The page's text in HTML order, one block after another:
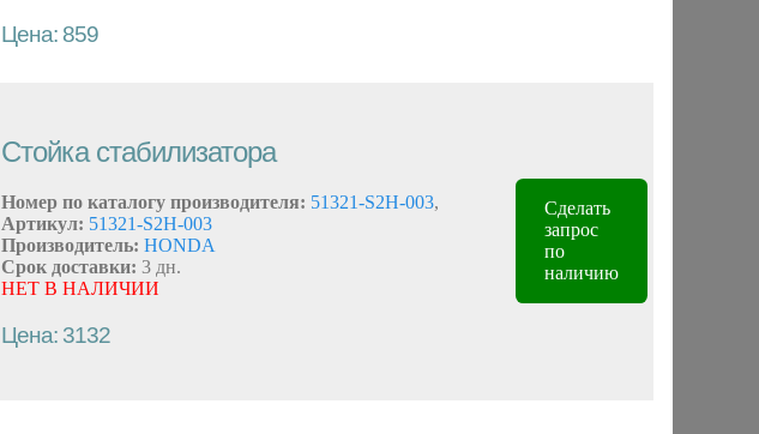
Цена: 859
Стойка стабилизатора
Номер по каталогу производителя: 51321-S2H-003,
Артикул: 51321-S2H-003
Производитель: HONDA
Срок доставки: 3 дн.
НЕТ В НАЛИЧИИ
Цена: 3132
Сделать
запрос
по
наличию